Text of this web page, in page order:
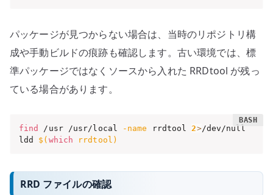
パッケージが見つからない場合は、当時のリポジトリ構
成や手動ビルドの痕跡も確認します。古い環境では、標
準パッケージではなくソースから入れた RRDtool が残っ
ている場合があります。
find /usr /usr/local -name rrdtool 2>/dev/null
ldd $( which rrdtool )
RRD ファイルの確認